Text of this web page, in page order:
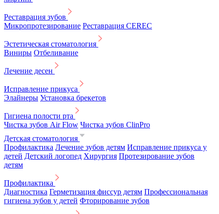
Реставрация зубов
Микропротезирование Реставрация CEREC
Эстетическая стоматология
Виниры Отбеливание
Лечение десен
Исправление прикуса
Элайнеры Установка брекетов
Гигиена полости рта
Чистка зубов Air Flow Чистка зубов ClinPro
Детская стоматология
Профилактика Лечение зубов детям Исправление прикуса у
детей Детский логопед Хирургия Протезирование зубов
детям
Профилактика
Диагностика Герметизация фиссур детям Профессиональная
гигиена зубов у детей Фторирование зубов